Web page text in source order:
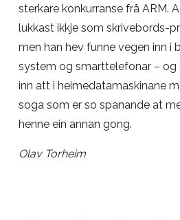
sterkare konkurranse frå ARM.
lukkast ikkje som skrivebords-
men han hev funne vegen inn i
system og smarttelefonar – og
inn att i heimedatamaskinane
soga som er so spanande at
henne ein annan gong.
Olav Torheim